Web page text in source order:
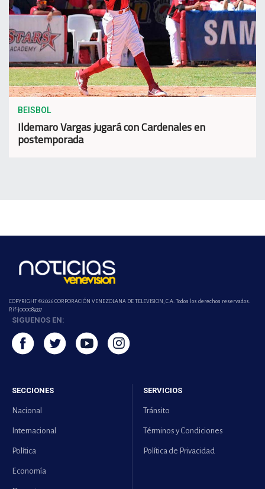
BEISBOL
Ildemaro Vargas jugará con Cardenales en
postemporada
COPYRIGHT ©2026 CORPORACIÓN VENEZOLANA DE TELEVISION, C.A. Todos los derechos reservados.
Rif-j000089337
SIGUENOS EN:
SECCIONES
Nacional
Internacional
Política
Economía
SERVICIOS
Tránsito
Términos y Condiciones
Política de Privacidad